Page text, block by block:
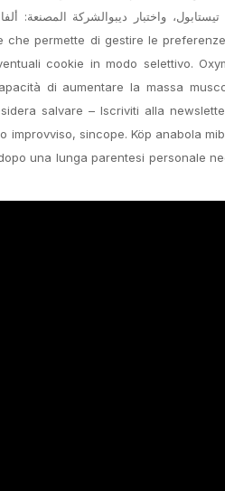
che permette di gestire le
cookie in modo selettivo.
di aumentare la massa
salvare – Iscriviti alla
sincope. Köp anabola
una lunga parentesi personale